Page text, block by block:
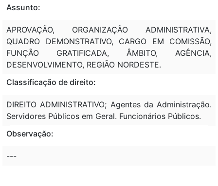
Assunto:
APROVAÇÃO, ORGANIZAÇÃO ADMINISTRATIVA,
QUADRO DEMONSTRATIVO, CARGO EM COMISSÃO,
FUNÇÃO GRATIFICADA, ÂMBITO, AGÊNCIA,
DESENVOLVIMENTO, REGIÃO NORDESTE.
Classificação de direito:
DIREITO ADMINISTRATIVO; Agentes da Administração.
Servidores Públicos em Geral. Funcionários Públicos.
Observação:
---